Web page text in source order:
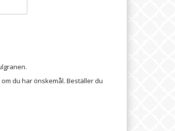
du har önskemål. Beställer du